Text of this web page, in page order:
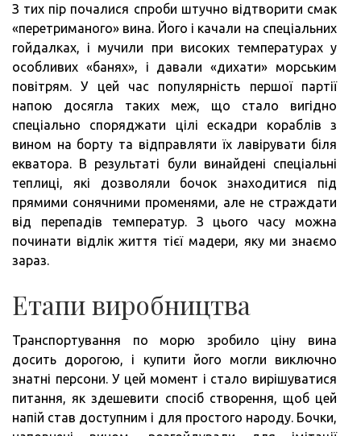
З тих пір почалися спроби штучно відтворити смак
«перетриманого» вина. Його і качали на спеціальних
гойдалках, і мучили при високих температурах у
особливих «банях», і давали «дихати» морським
повітрям. У цей час популярність першої партії
напою досягла таких меж, що стало вигідно
спеціально споряджати цілі ескадри кораблів з
вином на борту та відправляти їх лавірувати біля
екватора. В результаті були винайдені спеціальні
теплиці, які дозволяли бочок знаходитися під
прямими сонячними променями, але не страждати
від перепадів температур. З цього часу можна
починати відлік життя тієї мадери, яку ми знаємо
зараз.
Етапи виробництва
Транспортування по морю зробило ціну вина
досить дорогою, і купити його могли виключно
знатні персони. У цей момент і стало вирішуватися
питання, як здешевити спосіб створення, щоб цей
напій став доступним і для простого народу. Бочки,